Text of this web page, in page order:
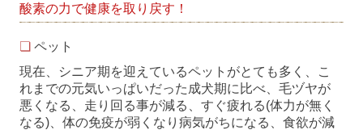
酸素の力で健康を取り戻す！
❏ ペット
現在、シニア期を迎えているペットがとても多く、こ
れまでの元気いっぱいだった成犬期に比べ、毛ヅヤが
悪くなる、走り回る事が減る、すぐ疲れる(体力が無く
なる)、体の免疫が弱くなり病気がちになる、食欲が減